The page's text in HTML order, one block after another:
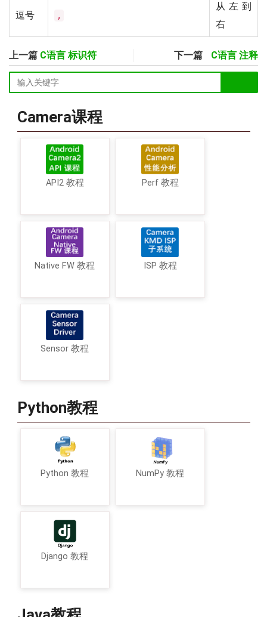
逗号 ,
从左到
右
上一篇 C语言 标识符 下一篇 C语言 注释
Camera课程
API2 教程 Perf 教程
Native FW 教程 ISP 教程
Sensor 教程
Python教程
Python 教程 NumPy 教程
Django 教程